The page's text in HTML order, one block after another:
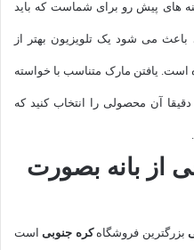
های پیش رو برای شماست که باید
باعث می شود یک تلویزیون بهتر از
است. یافتن مارک متناسب با خواسته
آن محصولی را انتخاب کنید که
از بانه بصورت
بزرگترین فروشگاهکره جنوبیاست